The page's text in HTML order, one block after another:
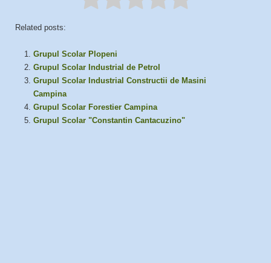
Related posts:
Grupul Scolar Plopeni
Grupul Scolar Industrial de Petrol
Grupul Scolar Industrial Constructii de Masini
Campina
Grupul Scolar Forestier Campina
Grupul Scolar "Constantin Cantacuzino"